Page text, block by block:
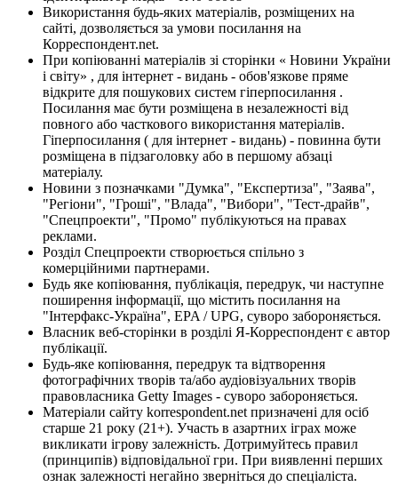
Використання будь-яких матеріалів, розміщених на
сайті, дозволяється за умови посилання на
Корреспондент.net.
При копіюванні матеріалів зі сторінки « Новини України
і світу» , для інтернет - видань - обов'язкове пряме
відкрите для пошукових систем гіперпосилання .
Посилання має бути розміщена в незалежності від
повного або часткового використання матеріалів.
Гіперпосилання ( для інтернет - видань) - повинна бути
розміщена в підзаголовку або в першому абзаці
матеріалу.
Новини з позначками "Думка", "Експертиза", "Заява",
"Регіони", "Гроші", "Влада", "Вибори", "Тест-драйв",
"Спецпроекти", "Промо" публікуються на правах
реклами.
Розділ Спецпроекти створюється спільно з
комерційними партнерами.
Будь яке копіювання, публікація, передрук, чи наступне
поширення інформації, що містить посилання на
"Інтерфакс-Україна", EPA / UPG, суворо забороняється.
Власник веб-сторінки в розділі Я-Корреспондент є автор
публікації.
Будь-яке копіювання, передрук та відтворення
фотографічних творів та/або аудіовізуальних творів
правовласника Getty Images - суворо забороняється.
Матеріали сайту korrespondent.net призначені для осіб
старше 21 року (21+). Участь в азартних іграх може
викликати ігрову залежність. Дотримуйтесь правил
(принципів) відповідальної гри. При виявленні перших
ознак залежності негайно зверніться до спеціаліста.